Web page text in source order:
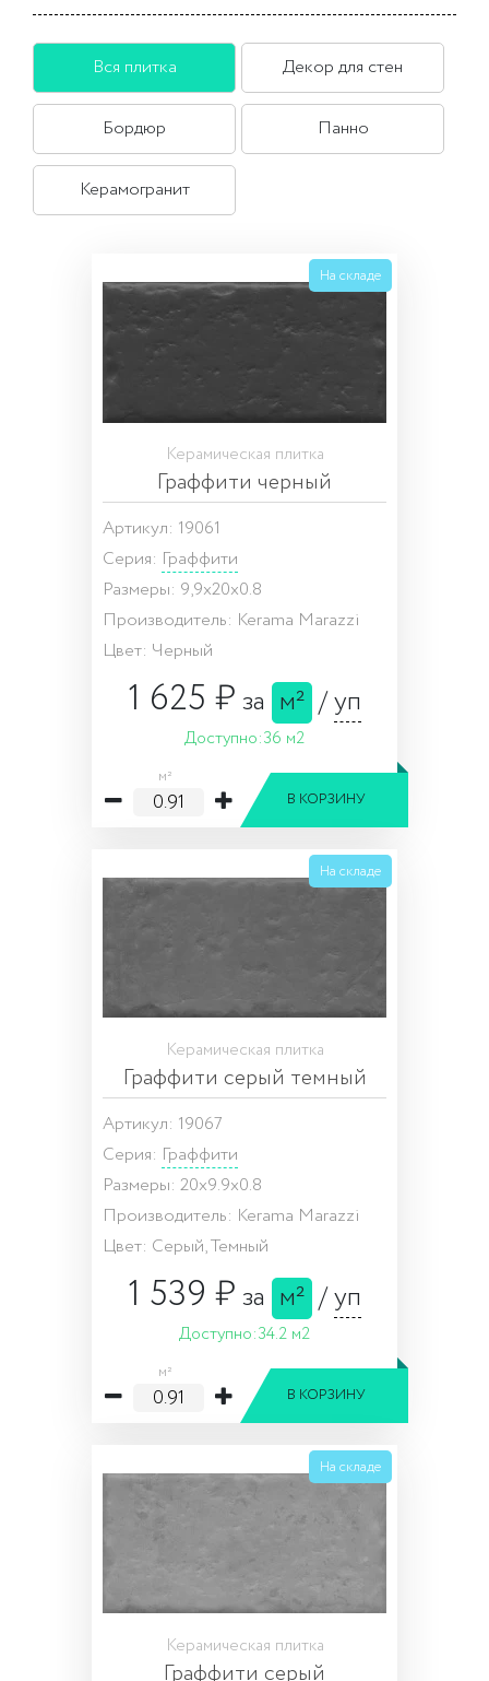
Hangar Bicoccа, до недавнего времени служившая
складом концерна Pirelli.
Вся плитка Декор для стен
Бордюр Панно
Керамогранит
На складе
Керамическая плитка
Граффити черный
Артикул: 19061
Серия: Граффити
Размеры: 9,9x20x0.8
Производитель: Kerama Marazzi
Цвет: Черный
1 625 ₽за м² /уп
Доступно:36 м2
м²
В КОРЗИНУ
На складе
Керамическая плитка
Граффити серый темный
Артикул: 19067
Серия: Граффити
Размеры: 20x9.9x0.8
Производитель: Kerama Marazzi
Цвет: Серый, Темный
1 539 ₽за м² /уп
Доступно:34.2 м2
м²
В КОРЗИНУ
На складе
Керамическая плитка
Граффити серый